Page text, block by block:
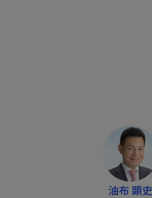
油布 顕史